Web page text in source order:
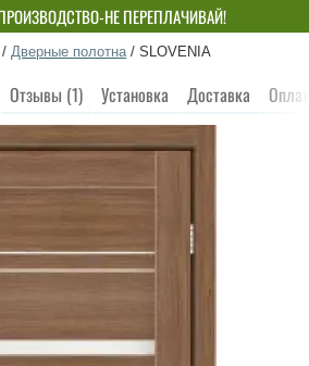
НЕ ПЕРЕПЛАЧИВАЙ!
/ Дверные полотна / SLOVENIA
Отзывы (1) Установка Доставка